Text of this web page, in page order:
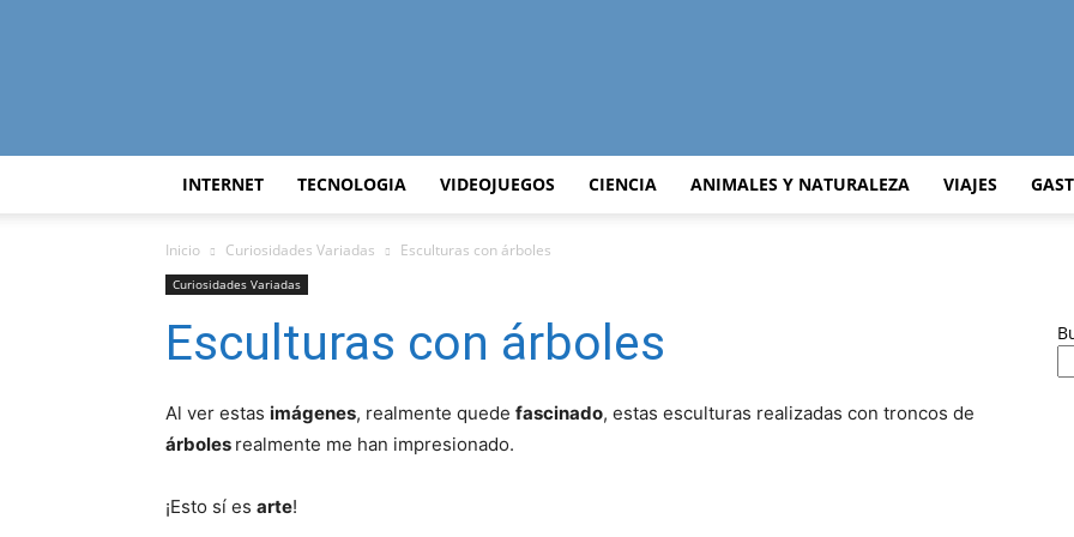
Curiosidades
INTERNET TECNOLOGIA VIDEOJUEGOS CIENCIA ANIMALES Y NATURALEZA VIAJES
Inicio Curiosidades Variadas Esculturas con árboles
Curiosidades Variadas
Esculturas con árboles
Al ver estas imágenes, realmente quede fascinado, estas esculturas realizadas con troncos de
árboles realmente me han impresionado.
¡Esto sí es arte!